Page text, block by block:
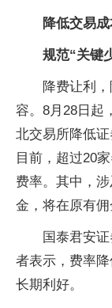
降低交易
规范“关键
降费让利
容。8月28日起
北交易所降低
目前，超过20
费率。其中，
金，将在原有佣
国泰君安
者表示，费率
长期利好。